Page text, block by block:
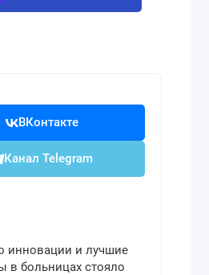
ВКонтакте
Канал Telegram
инновации и лучшие
в больницах стояло